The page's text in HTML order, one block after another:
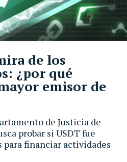
de Justicia de
probar si USDT fue
para financiar actividades
de los
¿por qué
emisor de